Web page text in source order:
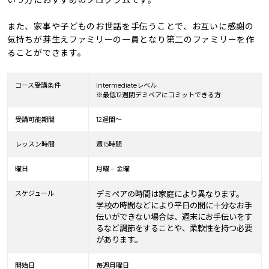
また、家事や子どものお世話を手伝うことで、お互いに感謝の
気持ちが芽生えファミリーの一員となり第二のファミリーを作
ることができます。
コース受講条件
Intermediateレベル
※最低12週間デミペアにコミットできる方
受講可能期間 12週間～
レッスン時間 週15時間
曜日 月曜 – 金曜
スケジュール
デミペアの時間は家庭により異なります。
学校の時間などにより平日の間に十分なお手
伝いができない場合は、週末にお手伝いをす
るなど調節をすることや、柔軟性を持つ必要
があります。
開始日 毎週月曜日